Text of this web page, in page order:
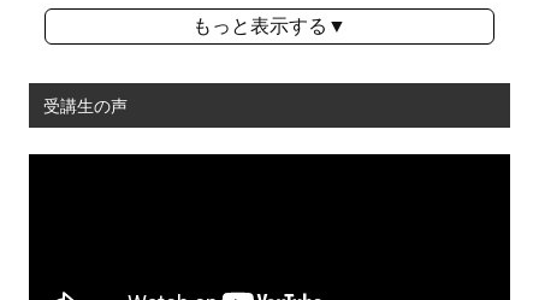
もっと表示する▼
受講生の声